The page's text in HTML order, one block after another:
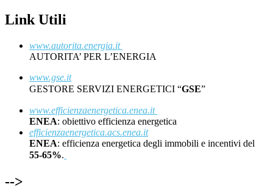
Link Utili
www.autorita.energia.it
AUTORITA’ PER L’ENERGIA
www.gse.it
GESTORE SERVIZI ENERGETICI “GSE”
www.efficienzaenergetica.enea.it
ENEA: obiettivo efficienza energetica
efficienzaenergetica.acs.enea.it
ENEA: efficienza energetica degli immobili e incentivi del
55-65%.
-->